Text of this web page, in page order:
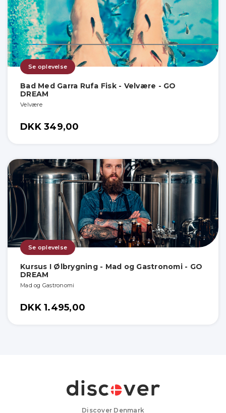
Se oplevelse
Bad Med Garra Rufa Fisk - Velvære - GO
DREAM
Velvære
DKK 349,00
Se oplevelse
Kursus I Ølbrygning - Mad og Gastronomi - GO
DREAM
Mad og Gastronomi
DKK 1.495,00
Discover Denmark